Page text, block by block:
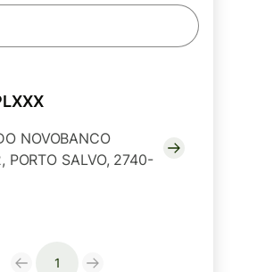
NOVOBANCO
PORTO SALVO, 2740-
1